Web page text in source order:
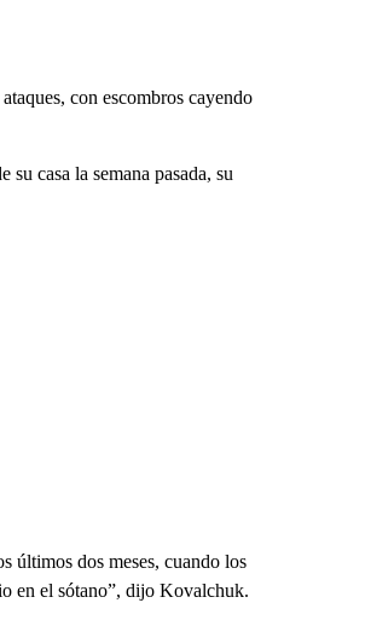
con escombros cayendo
casa la semana pasada, su
últimos dos meses, cuando los
en el sótano”, dijo Kovalchuk.